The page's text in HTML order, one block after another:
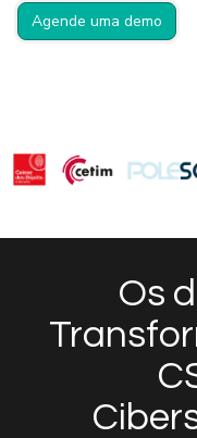
Agende uma demo
Os